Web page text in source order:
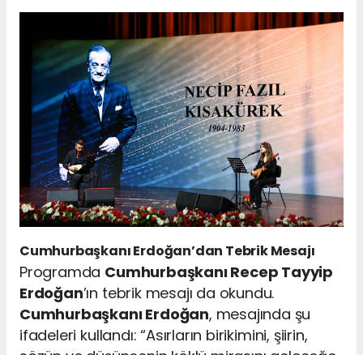
Cumhurbaşkanı Erdoğan’dan Tebrik Mesajı
Programda Cumhurbaşkanı Recep Tayyip
Erdoğan’ın tebrik mesajı da okundu.
Cumhurbaşkanı Erdoğan, mesajında şu
ifadeleri kullandı: “Asırların birikimini, şiirin,